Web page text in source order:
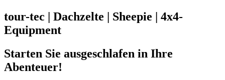
tour-tec | Dachzelte | Sheepie | 4x4-
Equipment
Starten Sie ausgeschlafen in Ihre
Abenteuer!